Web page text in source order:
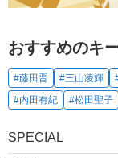
おすすめのキ
#藤田晋 #三山凌輝
#内田有紀
#松田聖子
SPECIAL